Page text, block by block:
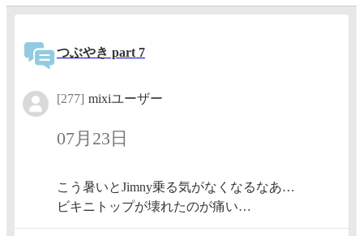
つぶやき part 7
[277] mixiユーザー
07月23日
こう暑いとJimny乗る気がなくなるなあ…
ビキニトップが壊れたのが痛い…